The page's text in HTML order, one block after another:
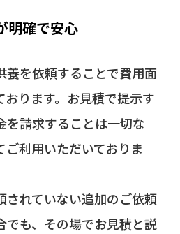
明確で安心
養を依頼することで費用面
ります。お見積で提示す
を請求することは一切な
ご利用いただいておりま
れていない追加のご依頼
でも、その場でお見積と説